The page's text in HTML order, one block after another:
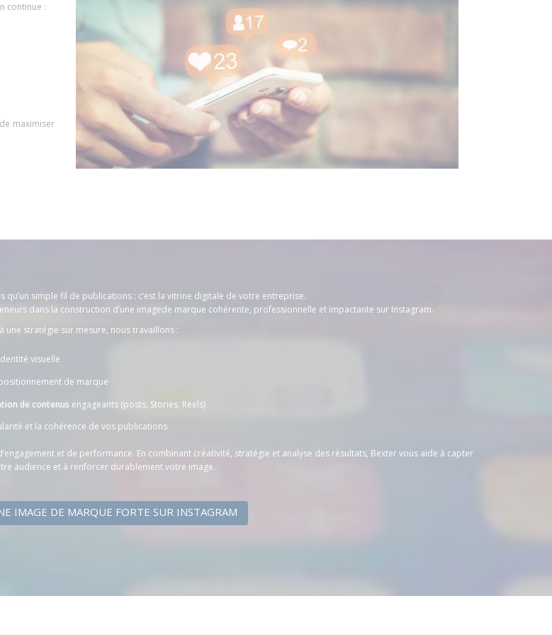
continue :
maximiser
qu’un simple fil de publications : c’est la vitrine digitale de votre entreprise.
dans la construction d’une imagede marque cohérente, professionnelle et impactante sur Instagram.
une stratégie sur mesure, nous travaillons :
visuelle
de marque
de contenus engageants (posts, Stories, Reels)
et la cohérence de vos publications
et de performance. En combinant créativité, stratégie et analyse des résultats, Bexter vous aide à capter
audience et à renforcer durablement votre image.
IMAGE DE MARQUE FORTE SUR INSTAGRAM